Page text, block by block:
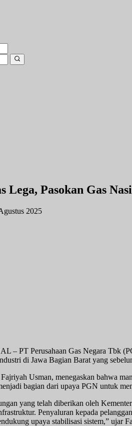
Lega, Pasokan Gas
2025
PT Perusahaan Gas Negara Tbk
di Jawa Bagian Barat yang
Usman, menegaskan bahwa
bagian dari upaya PGN untuk
yang telah diberikan oleh
Penyaluran kepada
upaya stabilisasi sistem,” ujar